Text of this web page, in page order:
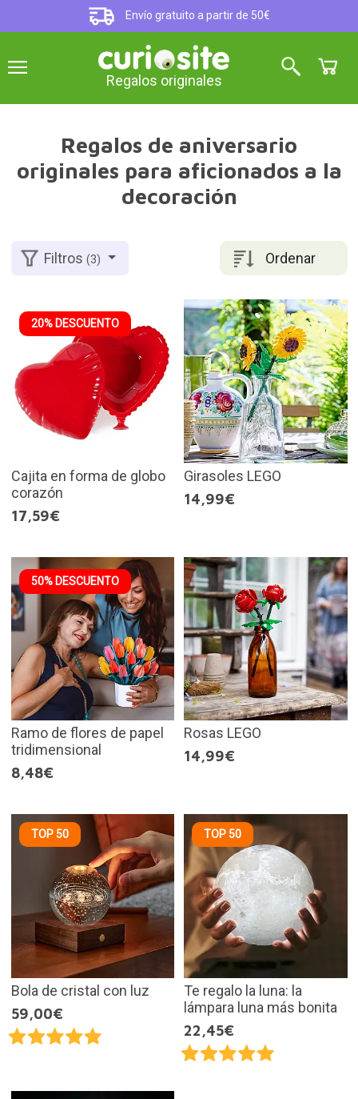
Envío gratuito a partir de 50€
Regalos originales
Regalos de aniversario
originales para aficionados a la
decoración
Ordenar
Filtros(3)
20% DESCUENTO
Cajita en forma de globo
corazón
17,59€
Girasoles LEGO
14,99€
50% DESCUENTO
Ramo de flores de papel
tridimensional
8,48€
Rosas LEGO
14,99€
TOP 50
Bola de cristal con luz
59,00€
TOP 50
Te regalo la luna: la
lámpara luna más bonita
22,45€